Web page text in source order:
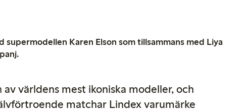
Karen Elson som tillsammans med Liya
av världens mest ikoniska modeller, och
matchar Lindex varumärke